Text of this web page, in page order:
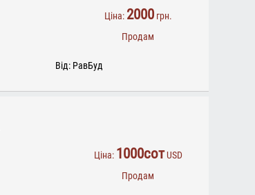
Від: РавБуд
Ціна: 2000грн.
Продам
Ціна: 1000сотUSD
Продам